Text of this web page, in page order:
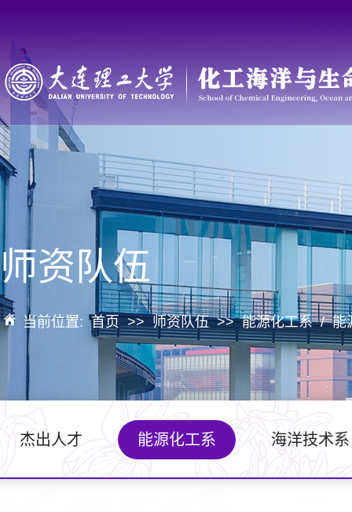
师资队伍
当前位置: 首页 >> 师资队伍 >> 能源化工系 / 能
杰出人才 能源化工系 海洋技术系